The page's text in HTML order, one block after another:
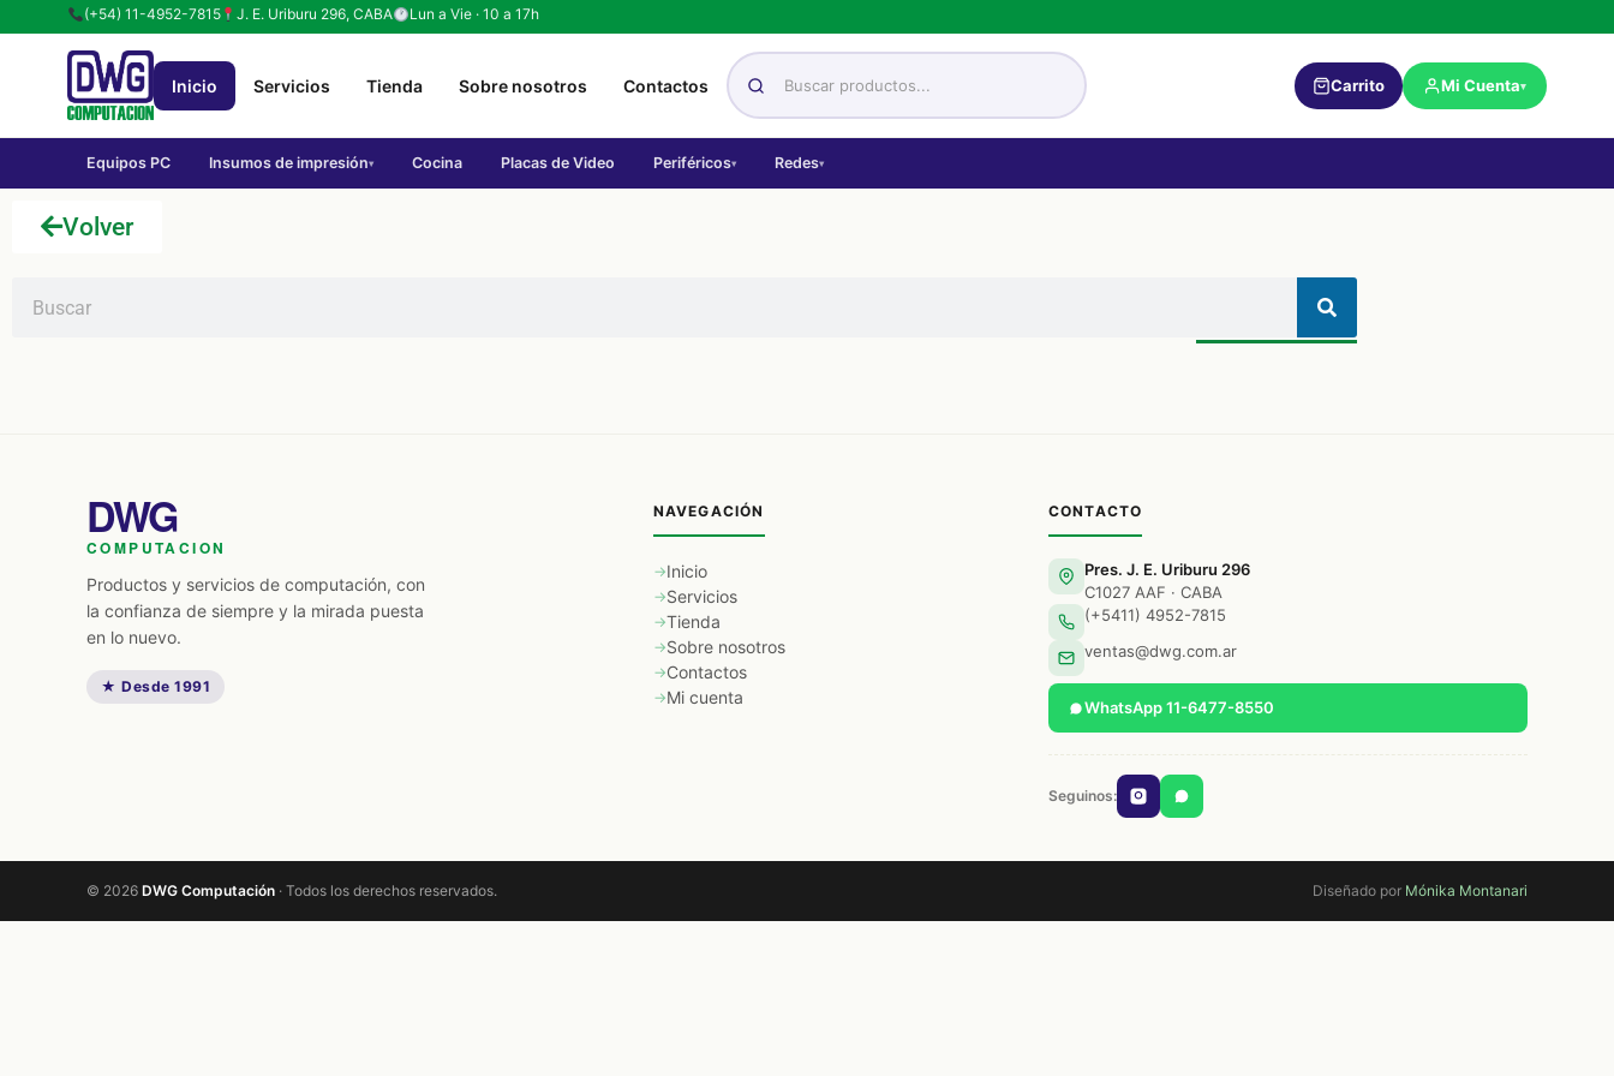
(+54) 11-4952-7815 J. E. Uriburu 296, CABA Lun a Vie · 10 a 17h
Inicio Servicios Tienda Sobre nosotros Contactos Carrito Mi Cuenta▾
Equipos PC Insumos de impresión▾ Cocina Placas de Video Periféricos▾ Redes▾
Volver
DWG
COMPUTACION
Productos y servicios de computación, con
la confianza de siempre y la mirada puesta
en lo nuevo.
★ Desde 1991
NAVEGACIÓN
Inicio
Servicios
Tienda
Sobre nosotros
Contactos
Mi cuenta
CONTACTO
Pres. J. E. Uriburu 296
C1027 AAF · CABA
(+5411) 4952-7815
ventas@dwg.com.ar
WhatsApp 11-6477-8550
Seguinos:
© 2026 DWG Computación · Todos los derechos reservados. Diseñado por Mónika Montanari